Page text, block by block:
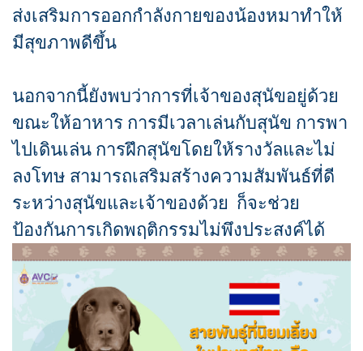
ส่งเสริมการออกกำลังกายของน้องหมาทำให้
มีสุขภาพดีขึ้น
นอกจากนี้ยังพบว่าการที่เจ้าของสุนัขอยู่ด้วย
ขณะให้อาหาร การมีเวลาเล่นกับสุนัข การพา
ไปเดินเล่น การฝึกสุนัขโดยให้รางวัลและไม่
ลงโทษ สามารถเสริมสร้างความสัมพันธ์ที่ดี
ระหว่างสุนัขและเจ้าของด้วย ก็จะช่วย
ป้องกันการเกิดพฤติกรรมไม่พึงประสงค์ได้